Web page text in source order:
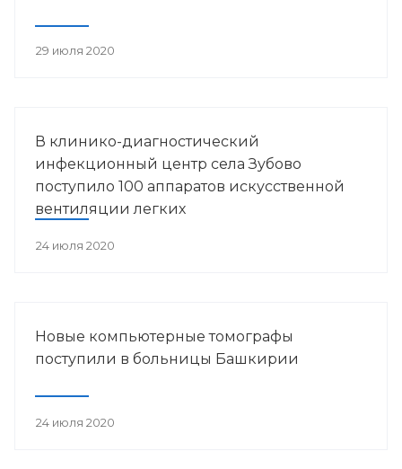
29 июля 2020
В клинико-диагностический
инфекционный центр села Зубово
поступило 100 аппаратов искусственной
вентиляции легких
24 июля 2020
Новые компьютерные томографы
поступили в больницы Башкирии
24 июля 2020